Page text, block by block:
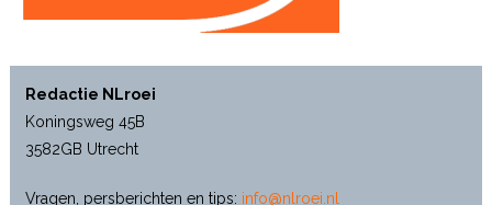
Redactie NLroei
Koningsweg 45B
3582GB Utrecht
Vragen, persberichten en tips: info@nlroei.nl